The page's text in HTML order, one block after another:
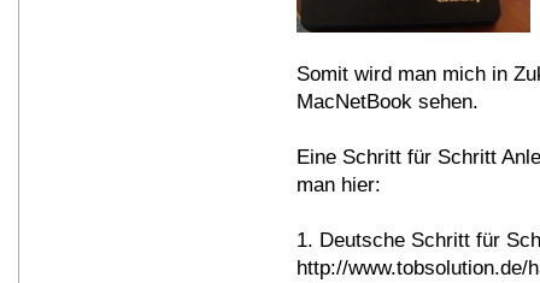
Somit wird man mich in
MacNetBook sehen.
Eine Schritt für Schritt
man hier:
1. Deutsche Schritt für
http://www.tobsolution.de/